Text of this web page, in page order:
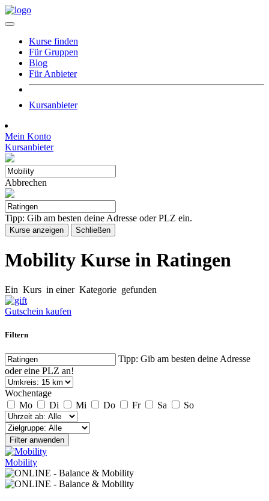
Kurse finden
Für Gruppen
Blog
Für Anbieter
Kursanbieter
Mein Konto
Kursanbieter
Abbrechen
Tipp: Gib am besten deine Adresse oder PLZ ein.
Kurse anzeigen Schließen
Mobility Kurse in Ratingen
Ein Kurs in einer Kategorie gefunden
Gutschein kaufen
Filtern
Tipp: Gib am besten deine Adresse
oder eine PLZ an!
Wochentage
Mo
Di Mi Do Fr Sa So
Filter anwenden
Mobility